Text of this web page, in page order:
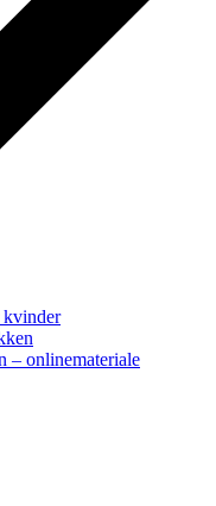
– onlinemateriale